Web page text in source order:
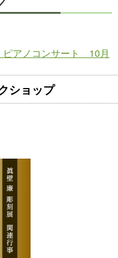
アノコンサート 10月
ショップ